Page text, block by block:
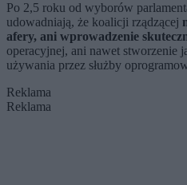
Po 2,5 roku od wyborów
udowadniają, że koalicji rządzącej
afery, ani wprowadzenie
operacyjnej, ani nawet stworzenie
używania przez służby
Reklama
Reklama